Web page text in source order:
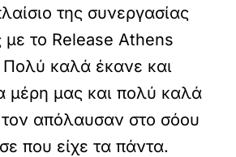
της συνεργασίας
με το Release Athens
καλά έκανε και
μέρη μας και πολύ καλά
απόλαυσαν στο σόου
που είχε τα πάντα.